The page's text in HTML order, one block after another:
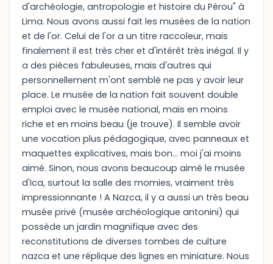
d'archéologie, antropologie et histoire du Pérou" à
Lima. Nous avons aussi fait les musées de la nation
et de l'or. Celui de l'or a un titre raccoleur, mais
finalement il est très cher et d'intérêt très inégal. Il y
a des pièces fabuleuses, mais d'autres qui
personnellement m'ont semblé ne pas y avoir leur
place. Le musée de la nation fait souvent double
emploi avec le musée national, mais en moins
riche et en moins beau (je trouve). Il semble avoir
une vocation plus pédagogique, avec panneaux et
maquettes explicatives, mais bon... moi j'ai moins
aimé. Sinon, nous avons beaucoup aimé le musée
d'Ica, surtout la salle des momies, vraiment très
impressionnante ! A Nazca, il y a aussi un très beau
musée privé (musée archéologique antonini) qui
possède un jardin magnifique avec des
reconstitutions de diverses tombes de culture
nazca et une réplique des lignes en miniature. Nous